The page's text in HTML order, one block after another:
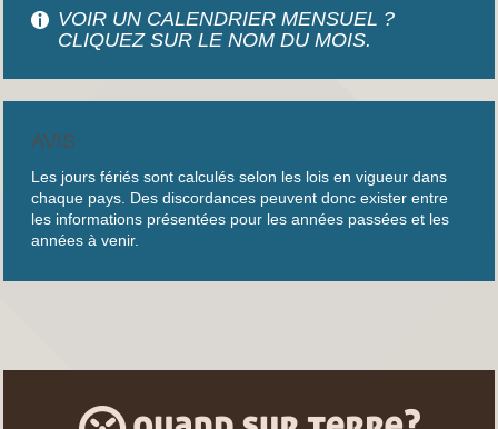
VOIR UN CALENDRIER MENSUEL ?
CLIQUEZ SUR LE NOM DU MOIS.
AVIS
Les jours fériés sont calculés selon les lois en vigueur dans
chaque pays. Des discordances peuvent donc exister entre
les informations présentées pour les années passées et les
années à venir.